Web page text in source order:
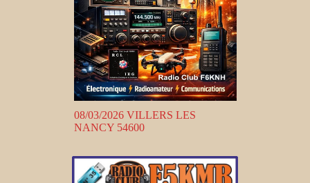
08/03/2026 VILLERS LES
NANCY 54600